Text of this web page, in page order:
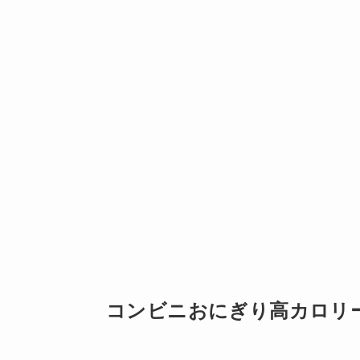
コンビニおにぎり高カロリ